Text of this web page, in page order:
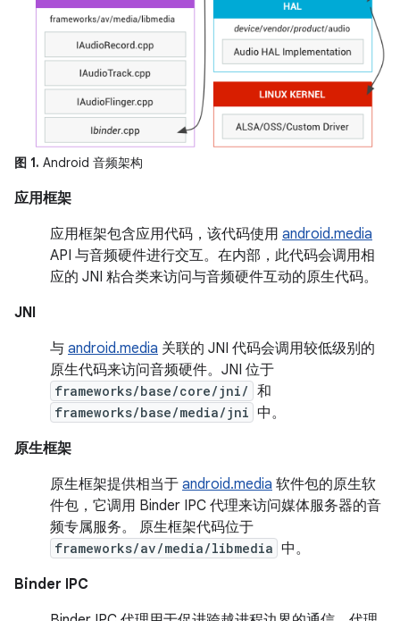
图 1. Android 音频架构
应用框架
应用框架包含应用代码，该代码使用 android.media
API 与音频硬件进行交互。在内部，此代码会调用相
应的 JNI 粘合类来访问与音频硬件互动的原生代码。
JNI
与 android.media 关联的 JNI 代码会调用较低级别的
原生代码来访问音频硬件。JNI 位于
frameworks/base/core/jni/ 和
frameworks/base/media/jni 中。
原生框架
原生框架提供相当于 android.media 软件包的原生软
件包，它调用 Binder IPC 代理来访问媒体服务器的音
频专属服务。 原生框架代码位于
frameworks/av/media/libmedia 中。
Binder IPC